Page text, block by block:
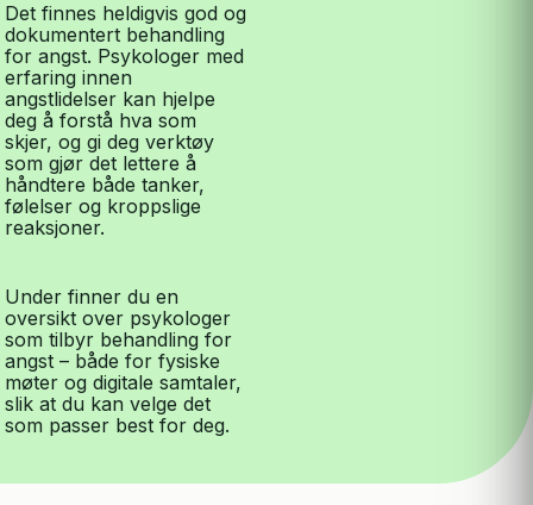
Det finnes heldigvis god og
dokumentert behandling
for angst. Psykologer med
erfaring innen
angstlidelser kan hjelpe
deg å forstå hva som
skjer, og gi deg verktøy
som gjør det lettere å
håndtere både tanker,
følelser og kroppslige
reaksjoner.
Under finner du en
oversikt over psykologer
som tilbyr behandling for
angst – både for fysiske
møter og digitale samtaler,
slik at du kan velge det
som passer best for deg.